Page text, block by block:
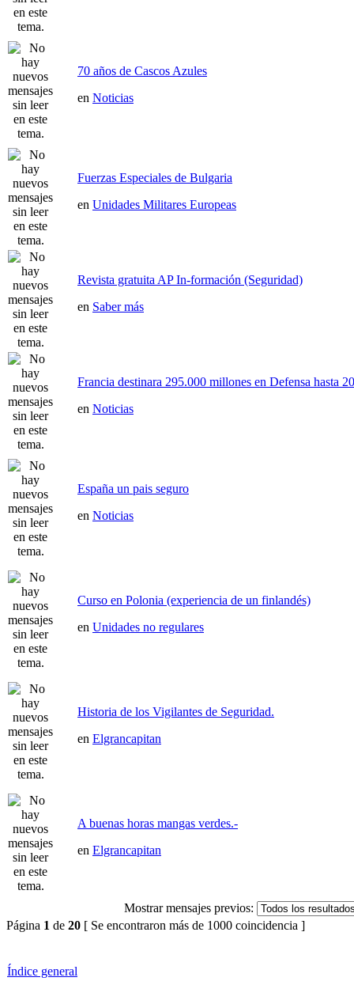
70 años de Cascos Azules
en Noticias
Fuerzas Especiales de Bulgaria
en Unidades Militares Europeas
Revista gratuita AP In-formación (Seguridad)
en Saber más
Francia destinara 295.000 millones en Defensa hasta
en Noticias
España un pais seguro
en Noticias
Curso en Polonia (experiencia de un finlandés)
en Unidades no regulares
Historia de los Vigilantes de Seguridad.
en Elgrancapitan
A buenas horas mangas verdes.-
en Elgrancapitan
Mostrar mensajes previos:
Página 1 de 20 [ Se encontraron más de 1000 coincidencia ]
Índice general